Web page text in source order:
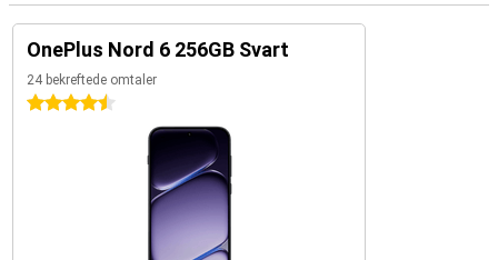
OnePlus Nord 6 256GB Svart
24 bekreftede omtaler
4.5 stjerner